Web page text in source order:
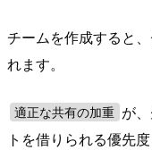
チームを作成すると
れます。
適正な共有の加重 が
トを借りられる優先度